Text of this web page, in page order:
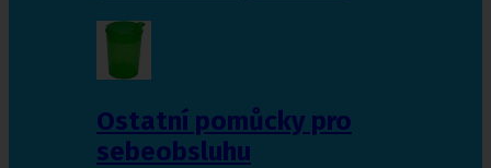
Ostatní pomůcky pro
sebeobsluhu